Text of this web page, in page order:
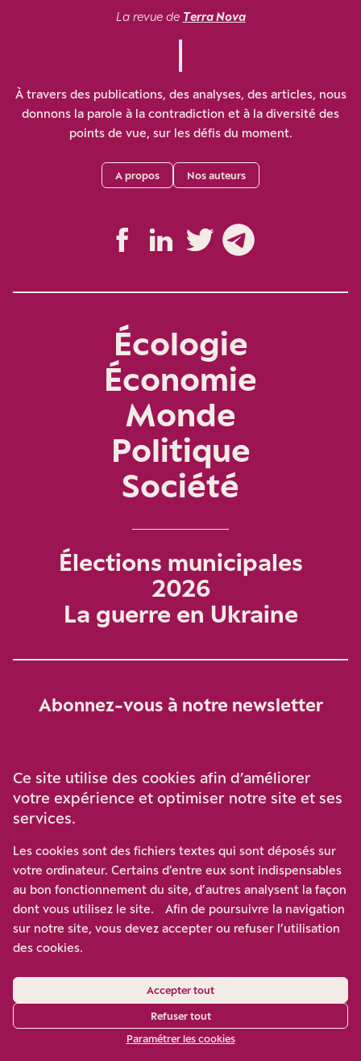
La revue de Terra Nova
À travers des publications, des analyses, des articles, nous
donnons la parole à la contradiction et à la diversité des
points de vue, sur les défis du moment.
A propos Nos auteurs
Écologie
Économie
Monde
Politique
Société
Élections municipales
2026
La guerre en Ukraine
Abonnez-vous à notre newsletter
Participez à notre effort pour conforter la démocratie en
luttant contre l’ascension aux extrêmes, et la
disqualification de l’adversaire, en promouvant la
confrontation des idées et des opinions.
Nous soutenir
Ce site utilise des cookies afin d’améliorer
votre expérience et optimiser notre site et ses
services.
Les cookies sont des fichiers textes qui sont déposés sur
votre ordinateur. Certains d’entre eux sont indispensables
au bon fonctionnement du site, d’autres analysent la façon
dont vous utilisez le site. Afin de poursuivre la navigation
sur notre site, vous devez accepter ou refuser l’utilisation
des cookies.
Accepter tout
Refuser tout
Paramétrer les cookies